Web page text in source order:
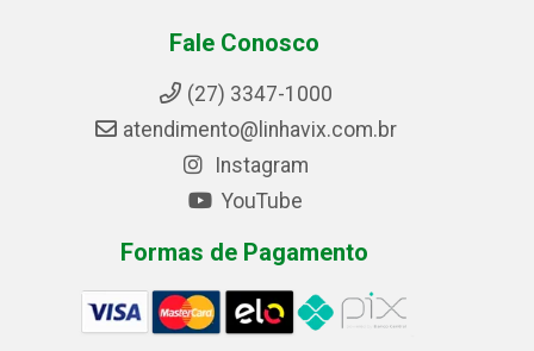
Fale Conosco
(27) 3347-1000
atendimento@linhavix.com.br
Instagram
YouTube
Formas de Pagamento